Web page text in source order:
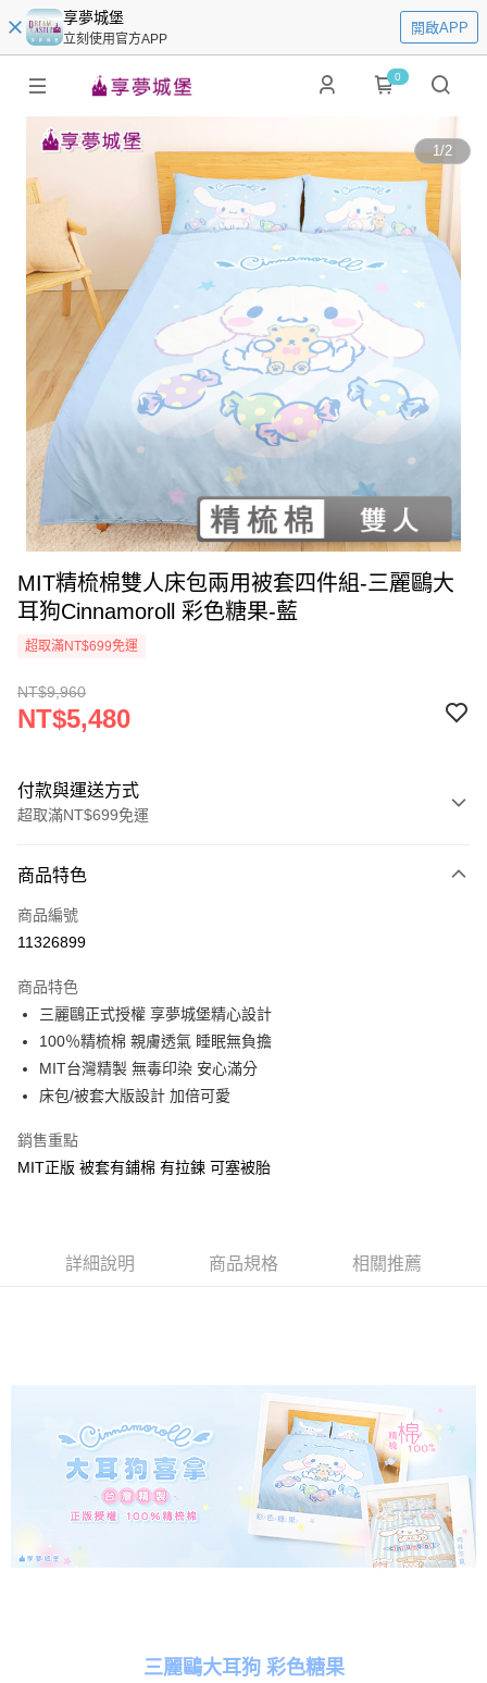
享夢城堡
立刻使用官方APP
開啟APP
0
1/2
MIT精梳棉雙人床包兩用被套四件組-三麗鷗大
耳狗Cinnamoroll 彩色糖果-藍
超取滿NT$699免運
NT$9,960
NT$5,480
付款與運送方式
超取滿NT$699免運
信用卡一次付款
超商取貨付款
Apple Pay
街口支付
悠遊付
Google Pay
ATM付款
全家★依產品說明
每筆NT$80，滿NT$699(含以上)免運費
商品特色
商品編號
11326899
商品特色
三麗鷗正式授權 享夢城堡精心設計
100％精梳棉 親膚透氣 睡眠無負擔
MIT台灣精製 無毒印染 安心滿分
床包/被套大版設計 加倍可愛
銷售重點
MIT正版 被套有鋪棉 有拉鍊 可塞被胎
詳細說明 商品規格 相關推薦
三麗鷗大耳狗 彩色糖果